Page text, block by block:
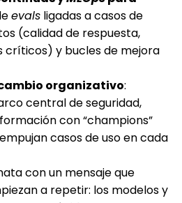
evals ligadas a casos de
(calidad de respuesta,
críticos) y bucles de mejora
organizativo:
central de seguridad,
con “champions”
casos de uso en cada
con un mensaje que
a repetir: los modelos y